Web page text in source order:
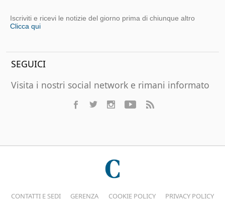
Iscriviti e ricevi le notizie del giorno prima di chiunque altro
Clicca qui
SEGUICI
Visita i nostri social network e rimani informato
CONTATTI E SEDI GERENZA COOKIE POLICY
PRIVACY POLICY